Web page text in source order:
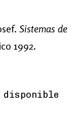
Sistemas de
1992.
disponible